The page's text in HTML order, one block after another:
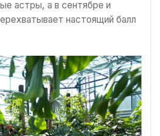
астры, а в сентябре и
настоящий балл